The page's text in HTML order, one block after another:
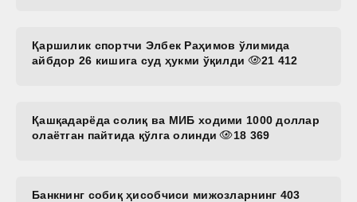
Қаршилик спортчи Элбек Раҳимов ўлимида
айбдор 26 кишига суд ҳукми ўқилди
21 412
Қашқадарёда солиқ ва МИБ ходими 1000 доллар
олаётган пайтида қўлга олинди
18 369
Банкнинг собиқ ҳисобчиси мижозларнинг 403